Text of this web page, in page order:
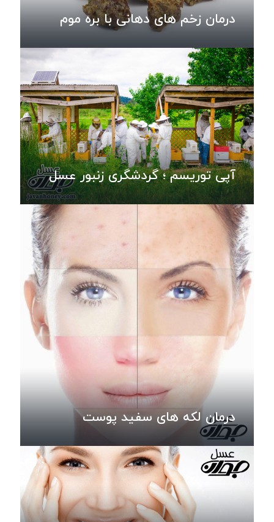
درمان زخم های دهانی با بره موم
آپی توریسم ؛ گردشگری زنبور عسل
درمان لکه های سفید پوست